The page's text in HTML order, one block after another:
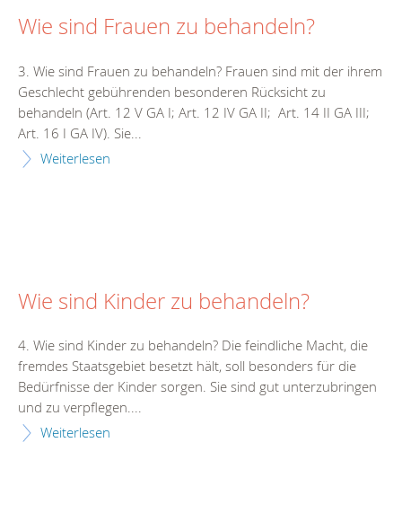
Wie sind Frauen zu behandeln?
3. Wie sind Frauen zu behandeln? Frauen sind mit der ihrem
Geschlecht gebührenden besonderen Rücksicht zu
behandeln (Art. 12 V GA I; Art. 12 IV GA II; Art. 14 II GA III;
Art. 16 I GA IV). Sie...
Weiterlesen
Wie sind Kinder zu behandeln?
4. Wie sind Kinder zu behandeln? Die feindliche Macht, die
fremdes Staatsgebiet besetzt hält, soll besonders für die
Bedürfnisse der Kinder sorgen. Sie sind gut unterzubringen
und zu verpflegen....
Weiterlesen